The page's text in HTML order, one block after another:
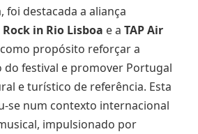
foi destacada a aliança
Rock in Rio Lisboa e a TAP Air
propósito reforçar a
do festival e promover Portugal
e turístico de referência. Esta
se num contexto internacional
impulsionado por